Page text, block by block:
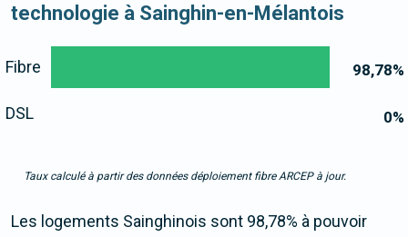
technologie à Sainghin-en-Mélantois
98,78%
0%
Fibre
DSL
Taux calculé à partir des données déploiement fibre ARCEP à jour.
Les logements Sainghinois sont 98,78% à pouvoir